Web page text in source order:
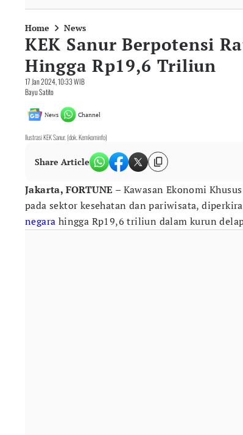
Home News
KEK Sanur Berpotensi
Hingga Rp19,6 Triliun
17 Jan 2024, 10:33 WIB
Bayu Satito
News Channel
Ilustrasi KEK Sanur. (dok. Kemkominfo)
Share Article
Jakarta, FORTUNE – Kawasan Ekonomi
pada sektor kesehatan dan pariwisata,
negara hingga Rp19,6 triliun dalam kurun